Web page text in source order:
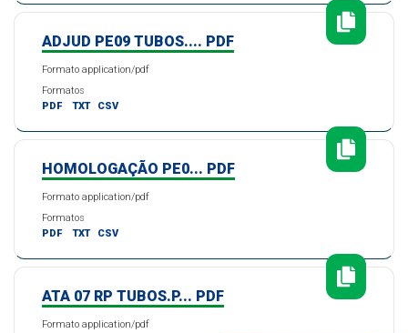
ADJUD PE09 TUBOS.... PDF
Formato application/pdf
Formatos
PDF
TXT CSV
HOMOLOGAÇÃO PE0... PDF
Formato application/pdf
Formatos
PDF
TXT CSV
ATA 07 RP TUBOS.P... PDF
Formato application/pdf